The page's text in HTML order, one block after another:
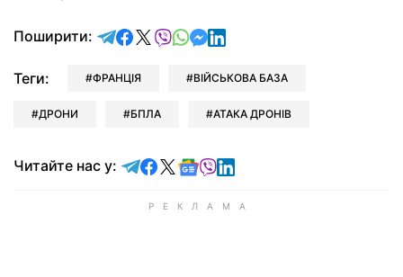
Поширити: відправити у Telegram
поділитись у Facebook
поділитись у X
відправити у Viber
відправити у Whatsapp
відправити у Messenger
відправити у LinkedIn
Теги: ФРАНЦІЯ ВІЙСЬКОВА БАЗА
ДРОНИ БПЛА АТАКА ДРОНІВ
Читайте нас у: Читайте у Telegram
Читайте у Facebook
Читайте у X
Читайте у Google news
Читайте у Viber
Читайте у LinkedIn